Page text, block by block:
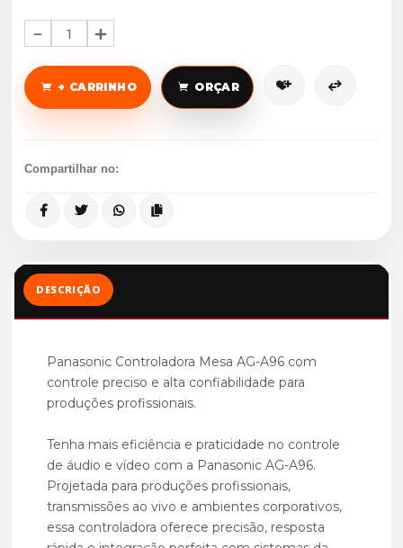
1
+ CARRINHO ORÇAR
Compartilhar no:
DESCRIÇÃO
Panasonic Controladora Mesa AG-A96 com
controle preciso e alta confiabilidade para
produções profissionais.
Tenha mais eficiência e praticidade no controle
de áudio e vídeo com a Panasonic AG-A96.
Projetada para produções profissionais,
transmissões ao vivo e ambientes corporativos,
essa controladora oferece precisão, resposta